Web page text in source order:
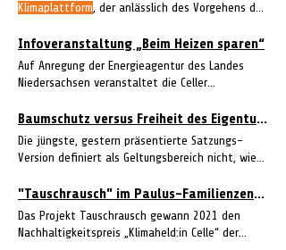
Klimaplattform, der anlässlich des Vorgehens der
erkundigte sich, ob denn schon Aufträge für die
Sanierung vergeben
Infoveranstaltung „Beim Heizen sparen“
Auf Anregung der Energieagentur des Landes
Niedersachsen veranstaltet die Celler
hier: https://celler-klimaplattform.de/. Baumschutz versus Freiheit des Eigentums
Die jüngste, gestern präsentierte Satzungs-
Version definiert als Geltungsbereich nicht, wie
Stadtgebietes, wobei Stadtwälder nicht
Gegenstand einer BSS seien“, kommentierte die
Klimaplattform
frühen Stadium geschützt
werden“, kommentierte die Fach-Arbeitsgruppe
"Tauschrausch" im Paulus-Familienzentrum
Das Projekt Tauschrausch gewann 2021 den
Nachhaltigkeitspreis „Klimaheld:in Celle“ der